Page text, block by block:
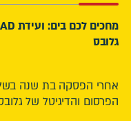
גלובס
אחרי הפסקה בת שנה בשל
הפרסום והדיגיטל של